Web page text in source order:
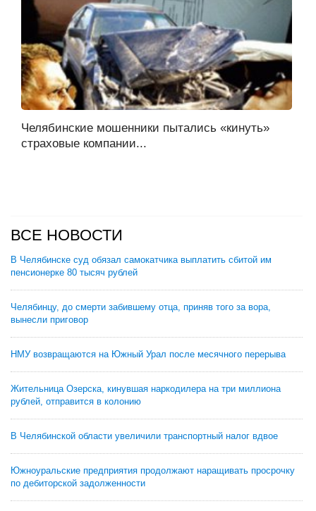
Челябинские мошенники пытались «кинуть»
страховые компании...
ВСЕ НОВОСТИ
В Челябинске суд обязал самокатчика выплатить сбитой им
пенсионерке 80 тысяч рублей
Челябинцу, до смерти забившему отца, приняв того за вора,
вынесли приговор
НМУ возвращаются на Южный Урал после месячного перерыва
Жительница Озерска, кинувшая наркодилера на три миллиона
рублей, отправится в колонию
В Челябинской области увеличили транспортный налог вдвое
Южноуральские предприятия продолжают наращивать просрочку
по дебиторской задолженности